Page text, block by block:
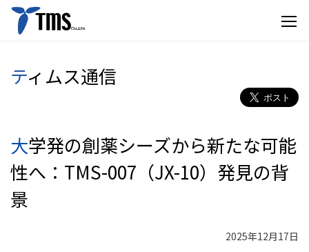
ティムス通信
大学発の創薬シーズから新たな可能
性へ：TMS-007（JX-10）発見の背
景
2025年12月17日